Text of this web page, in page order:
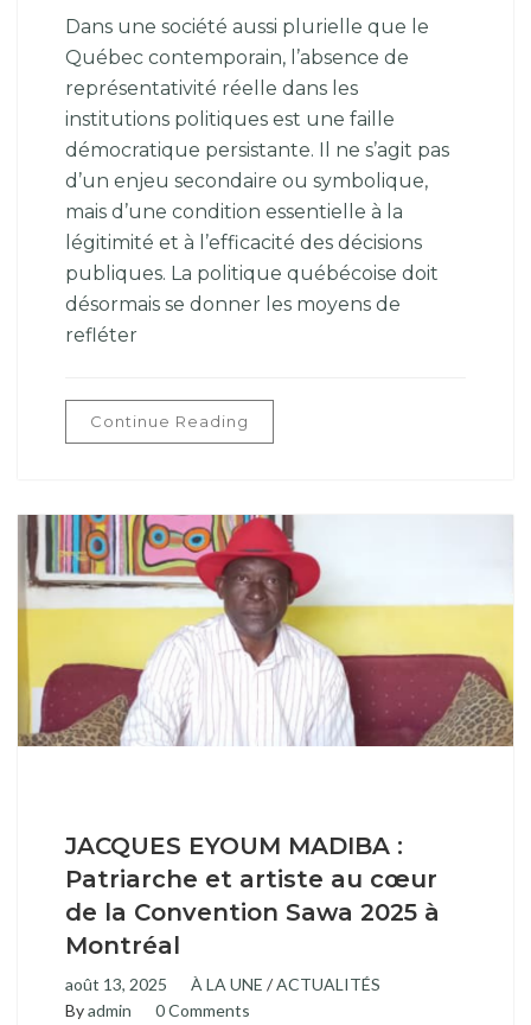
Dans une société aussi plurielle que le
Québec contemporain, l’absence de
représentativité réelle dans les
institutions politiques est une faille
démocratique persistante. Il ne s’agit pas
d’un enjeu secondaire ou symbolique,
mais d’une condition essentielle à la
légitimité et à l’efficacité des décisions
publiques. La politique québécoise doit
désormais se donner les moyens de
refléter
Continue Reading
JACQUES EYOUM MADIBA :
Patriarche et artiste au cœur
de la Convention Sawa 2025 à
Montréal
août 13, 2025 À LA UNE /ACTUALITÉS
Byadmin 0 Comments